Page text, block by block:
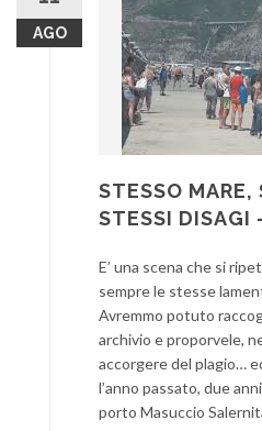
AGO
STESSO MARE,
STESSI DISAGI
E’ una scena che si
sempre le stesse
Avremmo potuto
archivio e proporvele,
accorgere del plagio…
l’anno passato, due
porto Masuccio